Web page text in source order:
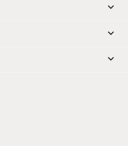


keyboard_arrow_down